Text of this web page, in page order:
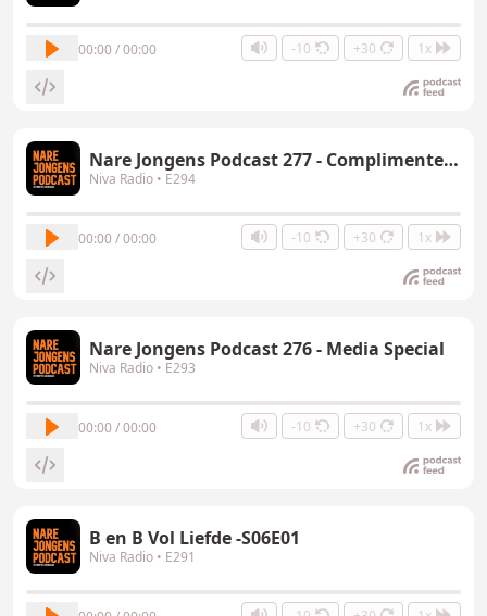
00:00 / 00:00 -10 +30 1x
Nare Jongens Podcast 277 - Complimenten Special
Niva Radio • E294
00:00 / 00:00 -10 +30 1x
Nare Jongens Podcast 276 - Media Special
Niva Radio • E293
00:00 / 00:00 -10 +30 1x
B en B Vol Liefde -S06E01
Niva Radio • E291